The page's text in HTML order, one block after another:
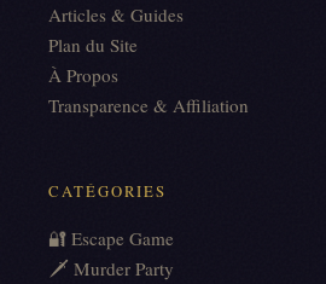
Articles & Guides
Plan du Site
À Propos
Transparence & Affiliation
CATÉGORIES
🔐 Escape Game
🗡️ Murder Party